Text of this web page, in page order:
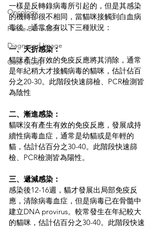
Oncology
Feline Behaviour
Diagnosed Image
Case Study
一樣是反轉錄病毒所引起的，但是其感染
的機轉卻很不相同，當貓咪接觸到白血病
毒後，通常會有以下三種狀況：
一、夭折感染：
貓咪產生有效的免疫反應將其消除，通常
是年紀稍大才接觸病毒的貓咪，估計佔百
分之20-30。此階段快速篩檢、PCR檢測皆
為陰性
二、漸進感染：
貓咪沒有產生有效的免疫反應，發展成持
續性病毒血症，通常是幼貓或是年輕的
貓，估計佔百分之30-40。此階段快速篩
檢、PCR檢測皆為陽性。
三、遞減感染：
感染後12-16週，貓才發展出局部免疫反
應，清除病毒血症，但是病毒已在骨髓中
建立DNA provirus。較常發生在年紀較大
的貓咪，估計佔百分之30-40。此階段快速